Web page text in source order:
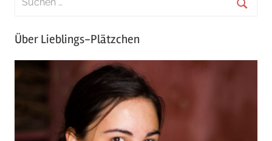
Über Lieblings-Plätzchen